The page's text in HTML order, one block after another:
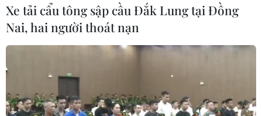
Xe tải cẩu tông sập cầu Đắk Lung tại Đồng
Nai, hai người thoát nạn